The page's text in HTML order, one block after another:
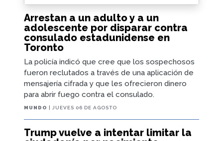
Arrestan a un adulto y a un
adolescente por disparar contra
consulado estadunidense en
Toronto
La policía indicó que cree que los sospechosos
fueron reclutados a través de una aplicación de
mensajería cifrada y que les ofrecieron dinero
para abrir fuego contra el consulado.
MUNDO | JUEVES 06 DE AGOSTO
Trump vuelve a intentar limitar la